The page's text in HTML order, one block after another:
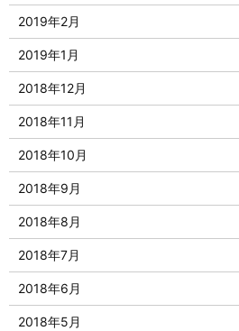
2019年2月
2019年1月
2018年12月
2018年11月
2018年10月
2018年9月
2018年8月
2018年7月
2018年6月
2018年5月